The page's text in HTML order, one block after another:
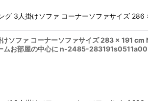
3人掛けソファ コーナーソファサイズ
ソファ コーナーソファサイズ 283 × 191
ムお部屋の中心に n-2485-